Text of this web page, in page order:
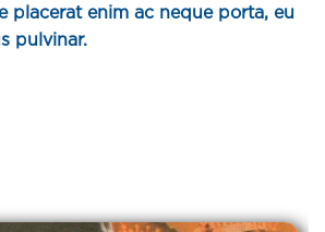
placerat enim ac neque porta, eu
pulvinar.